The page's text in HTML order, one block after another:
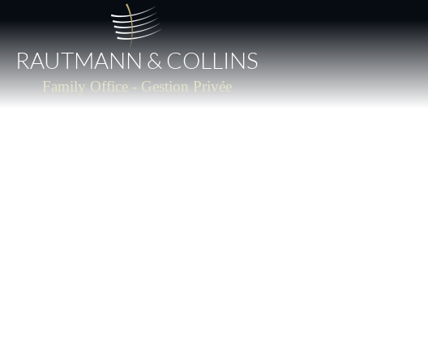
RAUTMANN & COLLINS
Family Office - Gestion Privée